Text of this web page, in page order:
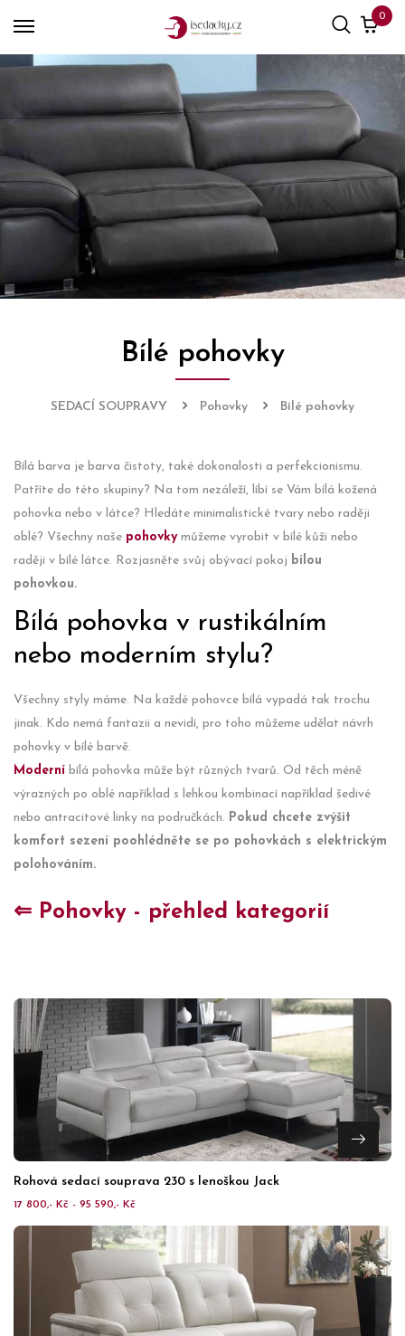
0
Bílé pohovky
SEDACÍ SOUPRAVY Pohovky Bílé pohovky
Bílá barva je barva čistoty, také dokonalosti a perfekcionismu.
Patříte do této skupiny? Na tom nezáleží, líbí se Vám bílá kožená
pohovka nebo v látce? Hledáte minimalistické tvary nebo raději
oblé? Všechny naše pohovkymůžeme vyrobit v bílé kůži nebo
raději v bílé látce. Rozjasněte svůj obývací pokoj bílou
pohovkou.
Bílá pohovka v rustikálním
nebo moderním stylu?
Všechny styly máme. Na každé pohovce bílá vypadá tak trochu
jinak. Kdo nemá fantazii a nevidí, pro toho můžeme udělat návrh
pohovky v bílé barvě.
Moderní bílá pohovka může být různých tvarů. Od těch méně
výrazných po oblé například s lehkou kombinací například šedivé
nebo antracitové linky na područkách. Pokud chcete zvýšit
komfort sezení poohlédněte se po pohovkách s elektrickým
polohováním.
⇐ Pohovky - přehled kategorií
Rohová sedací souprava 230 s lenoškou Jack
17 800,- Kč - 95 590,- Kč